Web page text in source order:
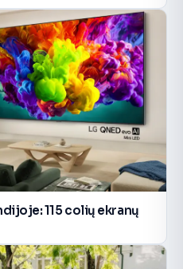
115 colių ekranų